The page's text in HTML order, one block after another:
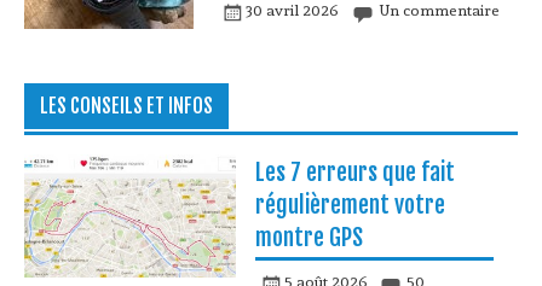
30 avril 2026 Un commentaire
LES CONSEILS ET INFOS
Les 7 erreurs que fait
régulièrement votre
montre GPS
5 août 2026
50